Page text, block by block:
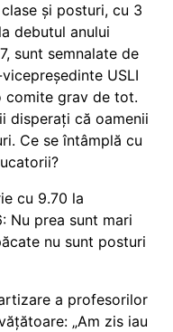
și posturi, cu 3
debutul anului
sunt semnalate de
USLI
comite grav de tot.
disperați că oamenii
Ce se întâmplă cu
cu 9.70 la
Nu prea sunt mari
nu sunt posturi
a profesorilor
„Am zis iau